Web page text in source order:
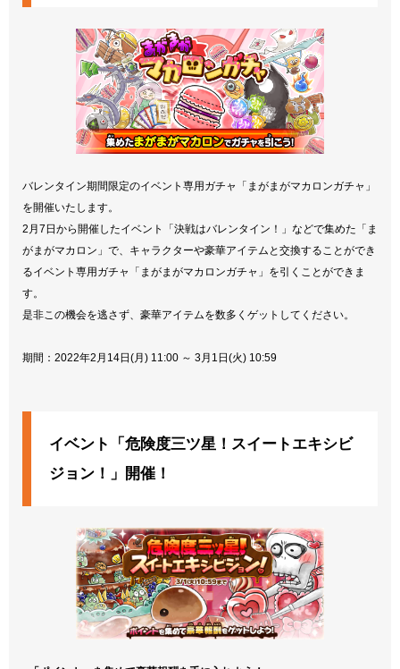
バレンタイン期間限定のイベント専用ガチャ「まがまがマカロンガチャ」
を開催いたします。
2月7日から開催したイベント「決戦はバレンタイン！」などで集めた「ま
がまがマカロン」で、キャラクターや豪華アイテムと交換することができ
るイベント専用ガチャ「まがまがマカロンガチャ」を引くことができま
す。
是非この機会を逃さず、豪華アイテムを数多くゲットしてください。
期間：2022年2月14日(月) 11:00 ～ 3月1日(火) 10:59
イベント「危険度三ツ星！スイートエキシビ
ジョン！」開催！